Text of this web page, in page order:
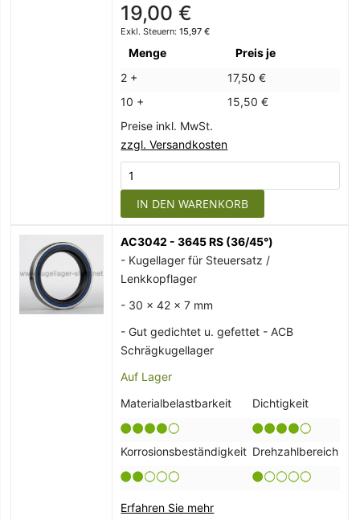
19,00 €
15,97 €
Menge
Preis je
2 +
17,50 €
10 +
15,50 €
Preise inkl. MwSt.
zzgl. Versandkosten
IN DEN WARENKORB
AC3042 - 3645 RS (36/45°)
- Kugellager für Steuersatz /
Lenkkopflager
- 30 x 42 x 7 mm
- Gut gedichtet u. gefettet - ACB
Schrägkugellager
Auf Lager
Materialbelastbarkeit
Dichtigkeit
Korrosionsbeständigkeit Drehzahlbereich
Erfahren Sie mehr